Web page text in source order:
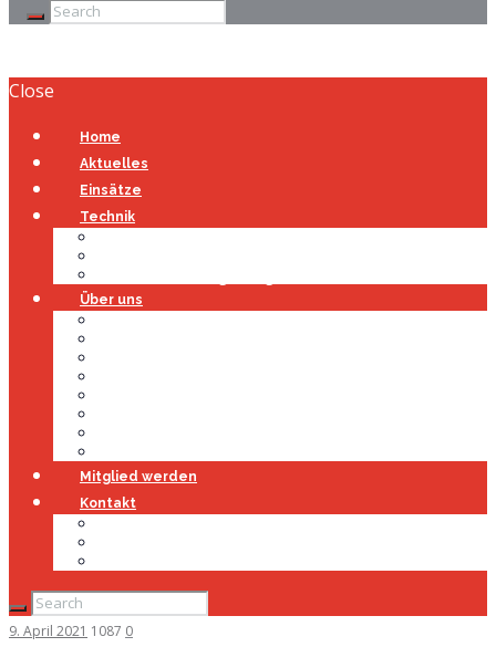
Close
Home
Aktuelles
Einsätze
Technik
Über uns
Mitglied werden
Kontakt
9. April 2021 1087 0